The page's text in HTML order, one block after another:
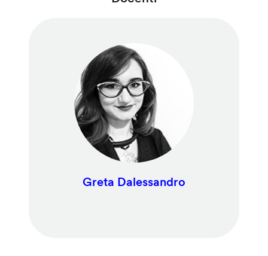
Greta Dalessandro